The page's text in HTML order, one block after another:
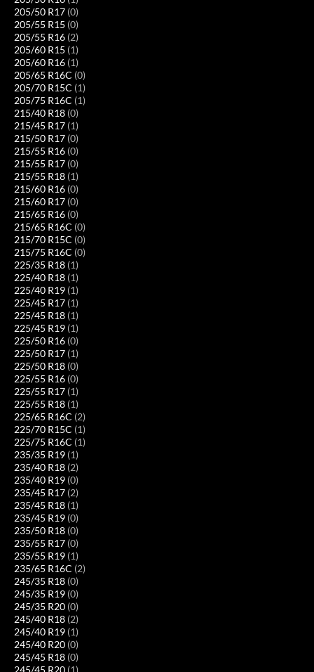
205/50 R17 (0)
205/55 R15 (0)
205/55 R16 (2)
205/60 R15 (1)
205/60 R16 (1)
205/65 R16C (0)
205/70 R15C (1)
205/75 R16C (1)
215/40 R18 (0)
215/45 R17 (1)
215/50 R17 (0)
215/55 R16 (0)
215/55 R17 (0)
215/55 R18 (1)
215/60 R16 (0)
215/60 R17 (0)
215/65 R16 (0)
215/65 R16C (0)
215/70 R15C (0)
215/75 R16C (0)
225/35 R18 (1)
225/40 R18 (1)
225/40 R19 (1)
225/45 R17 (1)
225/45 R18 (1)
225/45 R19 (1)
225/50 R16 (0)
225/50 R17 (1)
225/50 R18 (0)
225/55 R16 (0)
225/55 R17 (1)
225/55 R18 (1)
225/65 R16C (2)
225/70 R15C (1)
225/75 R16C (1)
235/35 R19 (1)
235/40 R18 (2)
235/40 R19 (0)
235/45 R17 (2)
235/45 R18 (1)
235/45 R19 (0)
235/50 R18 (0)
235/55 R17 (0)
235/55 R19 (1)
235/65 R16C (2)
245/35 R18 (0)
245/35 R19 (0)
245/35 R20 (0)
245/40 R18 (2)
245/40 R19 (1)
245/40 R20 (0)
245/45 R18 (0)